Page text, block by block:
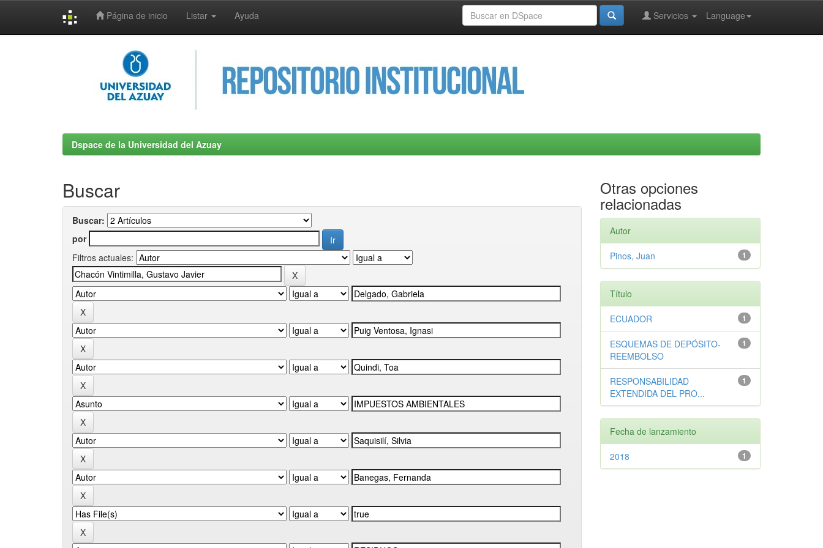
Página de inicio Listar Ayuda Language
Servicios
Dspace de la Universidad del Azuay
Buscar
Buscar:
por
Filtros actuales:
Otras opciones
relacionadas
Autor
1
Pinos, Juan
Título
1
ECUADOR
1
ESQUEMAS DE DEPÓSITO-
REEMBOLSO
1
RESPONSABILIDAD
EXTENDIDA DEL PRO...
Fecha de lanzamiento
1
2018